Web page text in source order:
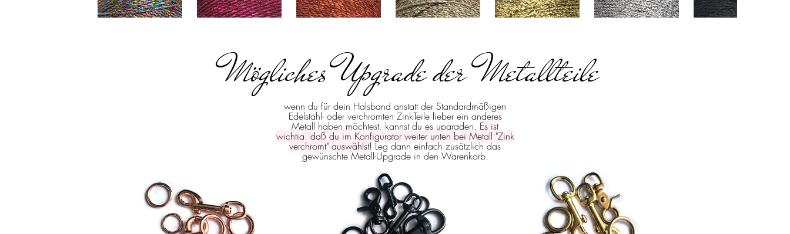
Mögliches Upgrade der Metallteile
wenn du für dein Halsband anstatt der Standardmäßigen
Edelstahl- oder verchromten ZinkTeile lieber ein anderes
Metall haben möchtest, kannst du es upgraden. Es ist
wichtig, daß du im Konfigurator weiter unten bei Metall "Zink
verchromt" auswählst! Leg dann einfach zusätzlich das
gewünschte Metall-Upgrade in den Warenkorb.